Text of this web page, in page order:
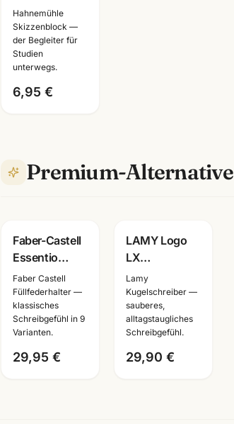
Skizzenblock
Spirale ·
A2/A3/A4/A5
·
Mannheim
Hahnemühle
Skizzenblock —
der Begleiter für
Studien
unterwegs.
6,95 €
Premium-Alternative
Faber-Castell
Essentio
Aluminium
Schreibset ·
Füller + Roller
+ Kuli ·
Faber Castell
Füllfederhalter —
klassisches
Schreibgefühl in 9
Varianten.
29,95 €
Gravur
LAMY Logo
LX
Kugelschreiber
Special
Edition ·
verschiedene
wählbar
Lamy
Kugelschreiber —
sauberes,
alltagstaugliches
Schreibgefühl.
29,90 €